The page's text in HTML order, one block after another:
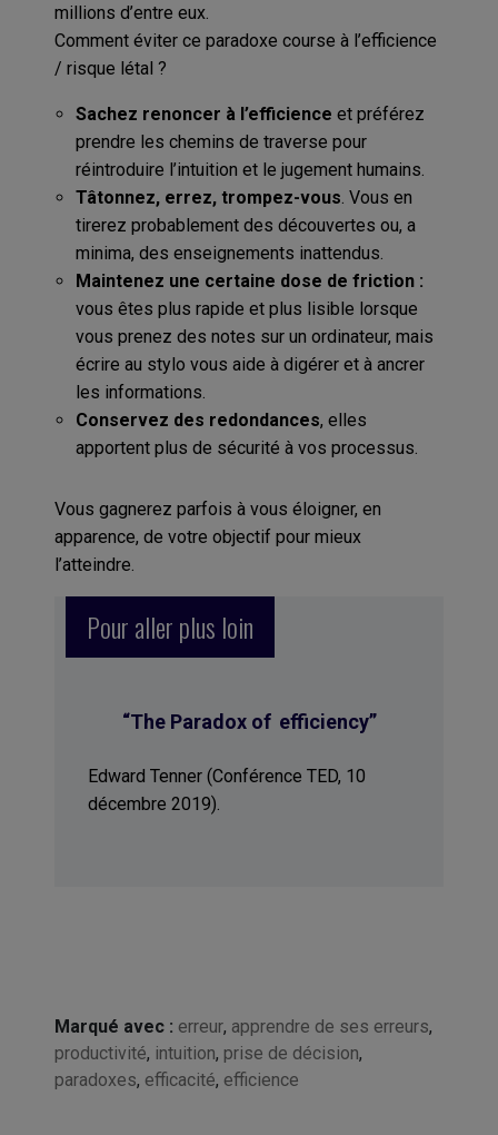
millions d’entre eux.
Comment éviter ce paradoxe course à l’efficience
/ risque létal ?
Sachez renoncer à l’efficience et préférez
prendre les chemins de traverse pour
réintroduire l’intuition et le jugement humains.
Tâtonnez, errez, trompez-vous. Vous en
tirerez probablement des découvertes ou, a
minima, des enseignements inattendus.
Maintenez une certaine dose de friction :
vous êtes plus rapide et plus lisible lorsque
vous prenez des notes sur un ordinateur, mais
écrire au stylo vous aide à digérer et à ancrer
les informations.
Conservez des redondances, elles
apportent plus de sécurité à vos processus.
Vous gagnerez parfois à vous éloigner, en
apparence, de votre objectif pour mieux
l’atteindre.
Pour aller plus loin
“The Paradox of efficiency”
Edward Tenner (Conférence TED, 10
décembre 2019).
Marqué avec : erreur, apprendre de ses erreurs,
productivité, intuition, prise de décision,
paradoxes, efficacité, efficience